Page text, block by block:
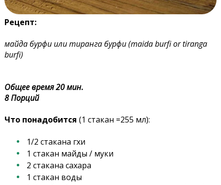
Рецепт:
майда бурфи или тиранга бурфи (maida burfi or tiranga
burfi)
Общее время 20 мин.
8 Порций
Что понадобится (1 стакан =255 мл):
1/2 стакана гхи
1 стакан майды / муки
2 стакана сахара
1 стакан воды